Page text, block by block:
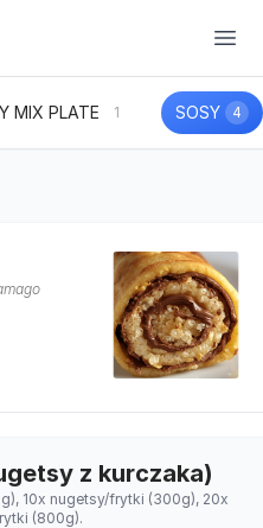
MIX PLATE 1 SOSY 4
z kurczaka)
10x nugetsy/frytki (300g), 20x
(800g).